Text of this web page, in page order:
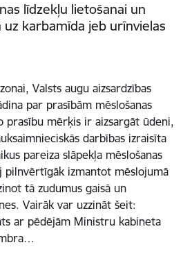
līdzekļu lietošanai un
uz karbamīda jeb urīnvielas
Valsts augu aizsardzības
par prasībām mēslošanas
prasību mērķis ir aizsargāt ūdeni,
darbības izraisīta
pareiza slāpekļa mēslošanas
pilnvērtīgāk izmantot mēslojumā
tā zudumus gaisā un
Vairāk var uzzināt šeit:
ar pēdējām Ministru kabineta